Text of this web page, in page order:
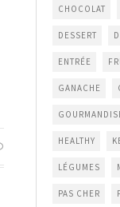
CHOCOLAT
DESSERT
ENTRÉE
GANACHE
HEALTHY
LÉGUMES
PAS CHER